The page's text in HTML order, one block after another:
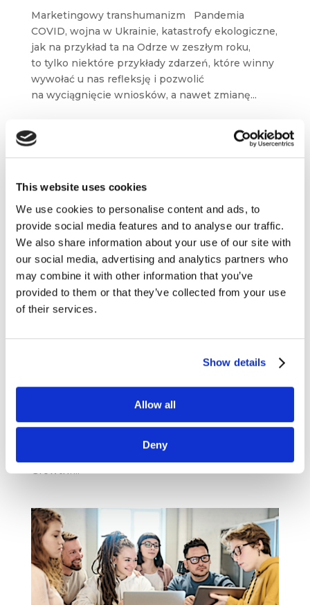
This website uses cookies
We use cookies to personalise content and ads, to
provide social media features and to analyse our traffic.
We also share information about your use of our site with
our social media, advertising and analytics partners who
may combine it with other information that you’ve
provided to them or that they’ve collected from your use
of their services.
Show details
Allow all
Deny
Marketingowy transhumanizm Pandemia
COVID, wojna w Ukrainie, katastrofy ekologiczne,
jak na przykład ta na Odrze w zeszłym roku,
to tylko niektóre przykłady zdarzeń, które winny
wywołać u nas refleksję i pozwolić
na wyciągnięcie wniosków, a nawet zmianę...
O czym się mówi w świecie biznesu –
Insead, Harvard Business School, Wharton
School, Brief [przegląd blogosfery
marketingowej]
i biznesowej blogosfery. Tym razem
przedstawiamy Wam teksty z Insead, Harvard
Business School, Wharton School, Brief
oraz ClickZ. Udanej lektury! Nondisruptive
Creation: An Alternative Path to Innovation and
Growth?...